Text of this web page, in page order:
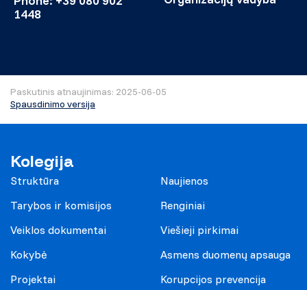
1448
Paskutinis atnaujinimas: 2025-06-05
Spausdinimo versija
Kolegija
Struktūra
Tarybos ir komisijos
Veiklos dokumentai
Kokybė
Projektai
Naujienos
Renginiai
Viešieji pirkimai
Asmens duomenų apsauga
Korupcijos prevencija